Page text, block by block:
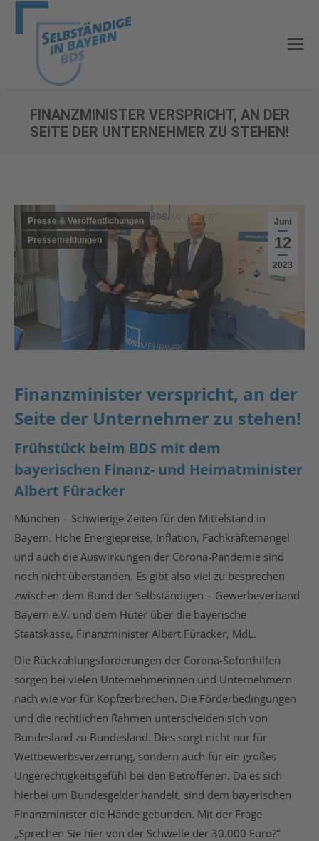
FINANZMINISTER VERSPRICHT, AN DER
SEITE DER UNTERNEHMER ZU STEHEN!
Juni
12
2023
Presse & Veröffentlichungen
Pressemeldungen
Finanzminister verspricht, an der
Seite der Unternehmer zu stehen!
Frühstück beim BDS mit dem
bayerischen Finanz- und Heimatminister
Albert Füracker
München – Schwierige Zeiten für den Mittelstand in
Bayern. Hohe Energiepreise, Inflation, Fachkräftemangel
und auch die Auswirkungen der Corona-Pandemie sind
noch nicht überstanden. Es gibt also viel zu besprechen
zwischen dem Bund der Selbständigen – Gewerbeverband
Bayern e.V. und dem Hüter über die bayerische
Staatskasse, Finanzminister Albert Füracker, MdL.
Die Rückzahlungsforderungen der Corona-Soforthilfen
sorgen bei vielen Unternehmerinnen und Unternehmern
nach wie vor für Kopfzerbrechen. Die Förderbedingungen
und die rechtlichen Rahmen unterscheiden sich von
Bundesland zu Bundesland. Dies sorgt nicht nur für
Wettbewerbsverzerrung, sondern auch für ein großes
Ungerechtigkeitsgefühl bei den Betroffenen. Da es sich
hierbei um Bundesgelder handelt, sind dem bayerischen
Finanzminister die Hände gebunden. Mit der Frage
„Sprechen Sie hier von der Schwelle der 30.000 Euro?“